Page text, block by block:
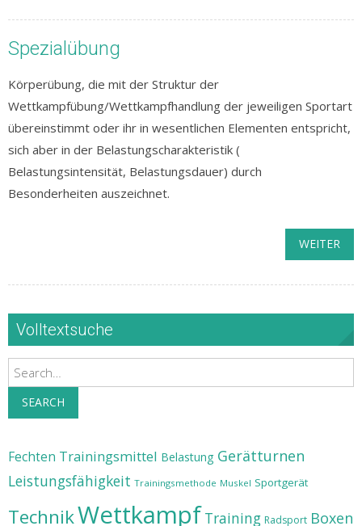
Spezialübung
Körperübung, die mit der Struktur der
Wettkampfübung/Wettkampfhandlung der jeweiligen Sportart
übereinstimmt oder ihr in wesentlichen Elementen entspricht,
sich aber in der Belastungscharakteristik (
Belastungsintensität, Belastungsdauer) durch
Besonderheiten auszeichnet.
WEITER
Volltextsuche
Search
SEARCH
Fechten Trainingsmittel Belastung Gerätturnen
Leistungsfähigkeit Trainingsmethode Muskel Sportgerät
TechnikWettkampf Training Radsport Boxen